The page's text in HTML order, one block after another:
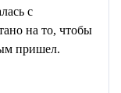
с
на то, чтобы
пришел.